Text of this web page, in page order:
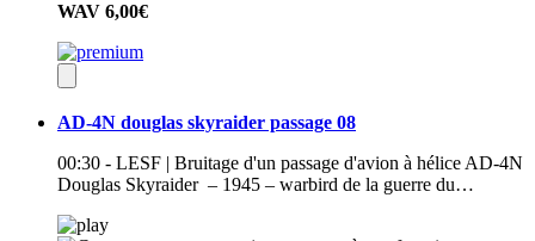
WAV 6,00€
AD-4N douglas skyraider passage 08
00:30 - LESF | Bruitage d'un passage d'avion à hélice AD-4N
Douglas Skyraider – 1945 – warbird de la guerre du…